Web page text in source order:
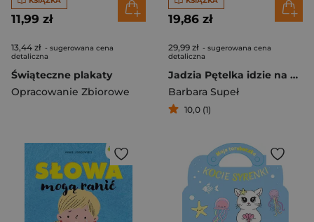
11,99 zł
13,44 zł - sugerowana cena
detaliczna
Świąteczne plakaty
Opracowanie Zbiorowe
19,86 zł
29,99 zł - sugerowana cena
detaliczna
Jadzia Pętelka idzie na zakupy. Jadzia Pętelka
Barbara Supeł
10,0 (1)